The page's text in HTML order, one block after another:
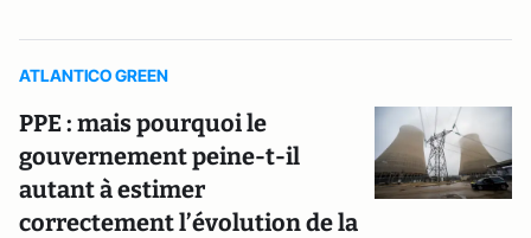
ATLANTICO GREEN
PPE : mais pourquoi le
gouvernement peine-t-il
autant à estimer
correctement l’évolution de la